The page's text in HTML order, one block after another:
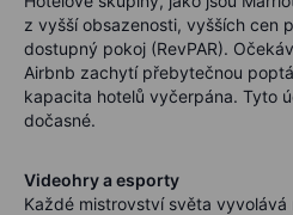
z vyšší obsazenosti, vyšších cen
dostupný pokoj (RevPAR).
Airbnb zachytí přebytečnou
kapacita hotelů vyčerpána. Tyto
dočasné.
Videohry a esporty
Každé mistrovství světa